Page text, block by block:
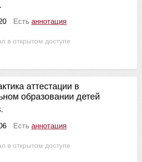
в открытом доступе
Есть аннотация
в открытом доступе
аттестации в
образовании детей
Есть аннотация